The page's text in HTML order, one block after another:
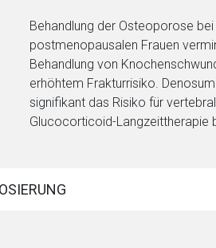
Behandlung der Osteoporose
postmenopausalen Frauen
Behandlung von
erhöhtem Frakturrisiko.
signifikant das Risiko für
Glucocorticoid-Langzeittherapie
externen Seite